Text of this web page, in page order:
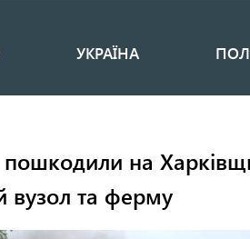
УКРАЇНА
пошкодили на
вузол та ферму